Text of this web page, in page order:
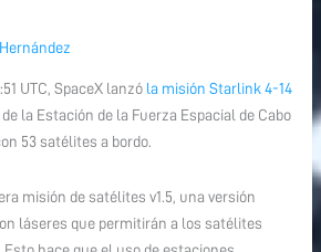
UTC, SpaceX lanzó la misión Starlink 4-14
la Estación de la Fuerza Espacial de Cabo
53 satélites a bordo.
misión de satélites v1.5, una versión
láseres que permitirán a los satélites